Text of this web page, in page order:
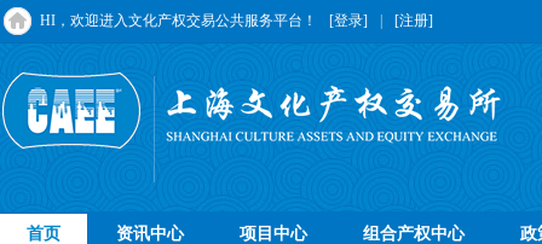
HI，欢迎进入文化产权交易公共服务平台！ [登录] [注册]
首页 资讯中心 项目中心 组合产权中心 政